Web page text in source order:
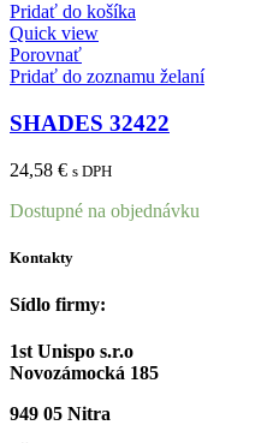
Pridať do košíka
Quick view
Porovnať
Pridať do zoznamu želaní
SHADES 32422
24,58 € s DPH
Dostupné na objednávku
Kontakty
Sídlo firmy:
1st Unispo s.r.o
Novozámocká 185
949 05 Nitra